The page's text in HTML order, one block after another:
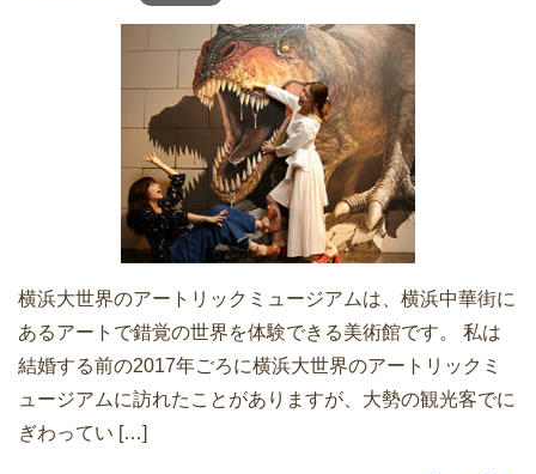
横浜大世界のアートリックミュージアムは、横浜中華街に
あるアートで錯覚の世界を体験できる美術館です。 私は
結婚する前の2017年ごろに横浜大世界のアートリックミ
ュージアムに訪れたことがありますが、大勢の観光客でに
ぎわってい […]